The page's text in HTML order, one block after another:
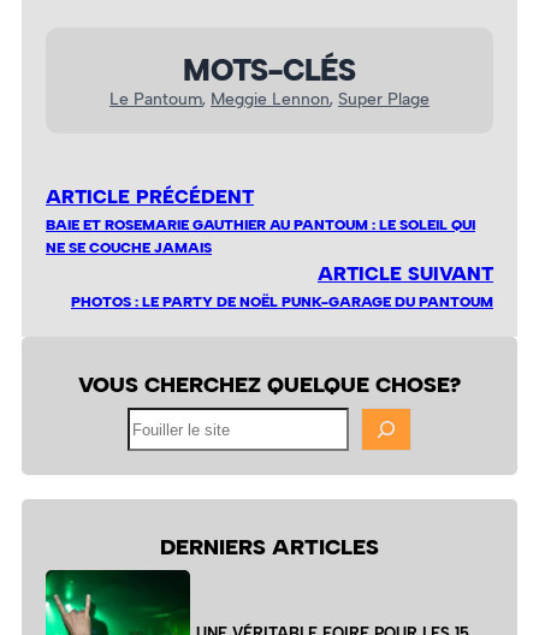
MOTS-CLÉS
Le Pantoum, Meggie Lennon, Super Plage
ARTICLE PRÉCÉDENT
BAIE ET ROSEMARIE GAUTHIER AU PANTOUM : LE SOLEIL QUI
NE SE COUCHE JAMAIS
ARTICLE SUIVANT
PHOTOS : LE PARTY DE NOËL PUNK-GARAGE DU PANTOUM
VOUS CHERCHEZ QUELQUE CHOSE?
DERNIERS ARTICLES